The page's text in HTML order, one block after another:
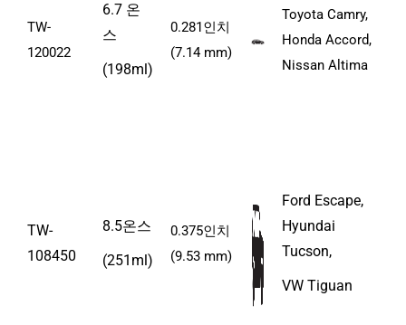
TW-
120022
6.7 온
스
(198ml)
0.281인치
(7.14 mm)
Toyota Camry,
Honda Accord,
Nissan Altima
TW-
108450
8.5온스
(251ml)
0.375인치
(9.53 mm)
Ford Escape,
Hyundai
Tucson,
VW Tiguan